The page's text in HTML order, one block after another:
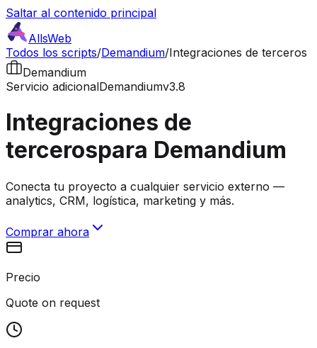
Saltar al contenido principal
AllsWeb
Todos los scripts/Demandium/Integraciones de terceros
Demandium
Servicio adicionalDemandiumv3.8
Integraciones de
tercerospara Demandium
Conecta tu proyecto a cualquier servicio externo —
analytics, CRM, logística, marketing y más.
Comprar ahora
Precio
Quote on request